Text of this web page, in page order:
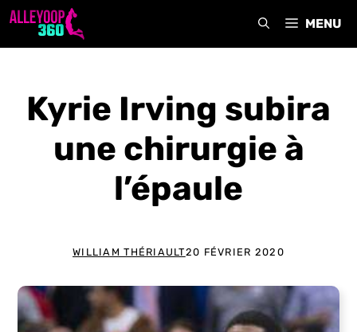
Aller
MENU
Kyrie Irving subira
une chirurgie à
l’épaule
WILLIAM THÉRIAULT20 FÉVRIER 2020